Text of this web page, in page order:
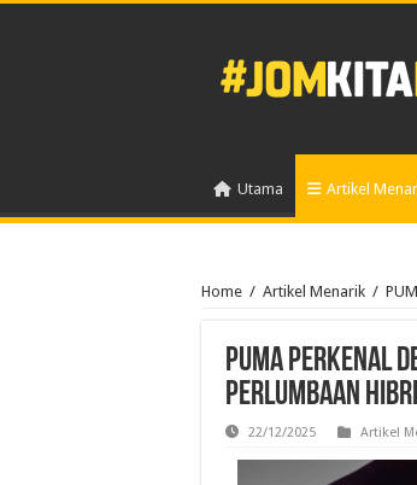
Utama Artikel
Home / Artikel Menarik /
PUMA Perkenal
Perlumbaan
22/12/2025 Artikel